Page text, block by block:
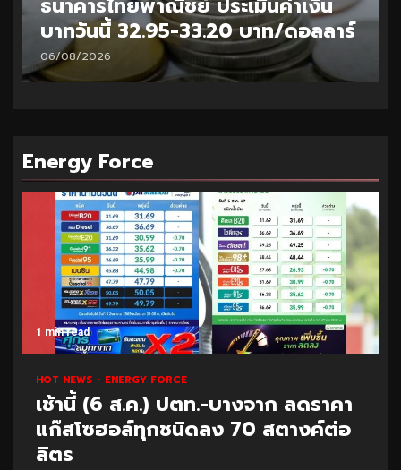
บาทวันนี้ 32.95-33.20 บาท/ดอลลาร์
06/08/2026
Energy Force
1 min read
HOT NEWS ENERGY FORCE
เช้านี้ (6 ส.ค.) ปตท.-บางจาก ลดราคา
แก๊สโซฮอล์ทุกชนิดลง 70 สตางค์ต่อ
ลิตร